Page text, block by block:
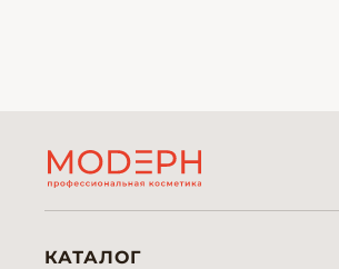
КАТАЛОГ